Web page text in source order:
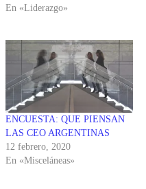
En «Liderazgo»
ENCUESTA: QUE PIENSAN
LAS CEO ARGENTINAS
12 febrero, 2020
En «Misceláneas»